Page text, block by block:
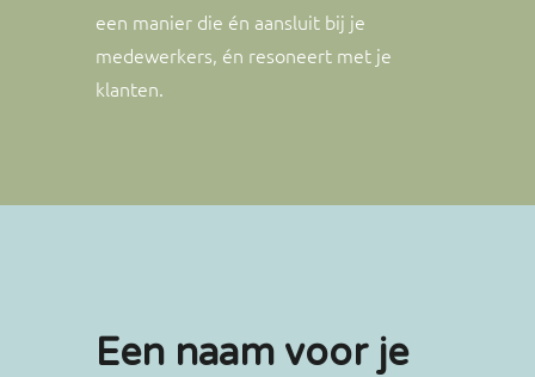
een manier die én aansluit bij je
medewerkers, én resoneert met je
klanten.
Een naam voor je